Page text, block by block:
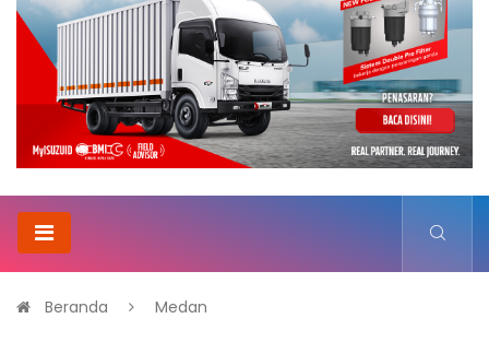
Beranda Medan